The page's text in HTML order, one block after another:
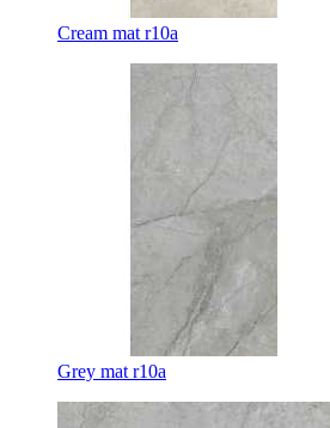
Cream mat r10a
Grey mat r10a